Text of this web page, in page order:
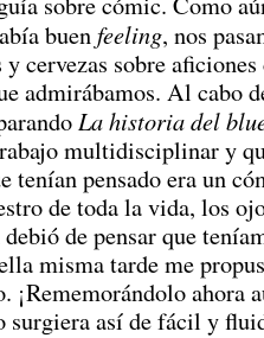
buenfeeling, nos
cervezas sobre
admirábamos. Al cabo
La historia del
multidisciplinar y
tenían pensado era un
de toda la vida, los
de pensar que
misma tarde me
¡Rememorándolo ahora
surgiera así de fácil y